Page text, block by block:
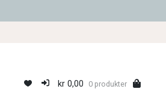
kr0,00 0 produkter